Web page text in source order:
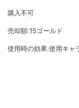
購入不可
売却額:15ゴールド
使用時の効果:使用キャ